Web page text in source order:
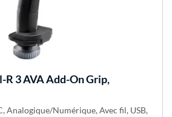
R 3 AVA Add-On Grip,
Analogique/Numérique, Avec fil, USB,